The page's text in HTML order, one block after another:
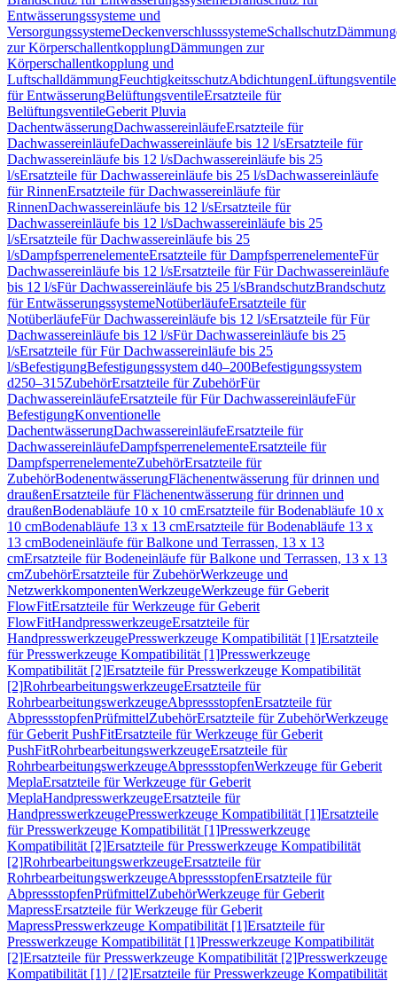
Entwässerungssysteme und
VersorgungssystemeDeckenverschlusssystemeSchallschutz
zur KörperschallentkopplungDämmungen zur
Körperschallentkopplung und
LuftschalldämmungFeuchtigkeitsschutzAbdichtungenLüftungsventile
für EntwässerungBelüftungsventileErsatzteile für
BelüftungsventileGeberit Pluvia
DachentwässerungDachwassereinläufeErsatzteile für
DachwassereinläufeDachwassereinläufe bis 12 l/sErsatzteile für
Dachwassereinläufe bis 12 l/sDachwassereinläufe bis 25
l/sErsatzteile für Dachwassereinläufe bis 25 l/sDachwassereinläufe
für RinnenErsatzteile für Dachwassereinläufe für
RinnenDachwassereinläufe bis 12 l/sErsatzteile für
Dachwassereinläufe bis 12 l/sDachwassereinläufe bis 25
l/sErsatzteile für Dachwassereinläufe bis 25
l/sDampfsperrenelementeErsatzteile für DampfsperrenelementeFür
Dachwassereinläufe bis 12 l/sErsatzteile für Für Dachwassereinläufe
bis 12 l/sFür Dachwassereinläufe bis 25 l/sBrandschutzBrandschutz
für EntwässerungssystemeNotüberläufeErsatzteile für
NotüberläufeFür Dachwassereinläufe bis 12 l/sErsatzteile für Für
Dachwassereinläufe bis 12 l/sFür Dachwassereinläufe bis 25
l/sErsatzteile für Für Dachwassereinläufe bis 25
l/sBefestigungBefestigungssystem d40–200Befestigungssystem
d250–315ZubehörErsatzteile für ZubehörFür
DachwassereinläufeErsatzteile für Für DachwassereinläufeFür
BefestigungKonventionelle
DachentwässerungDachwassereinläufeErsatzteile für
DachwassereinläufeDampfsperrenelementeErsatzteile für
DampfsperrenelementeZubehörErsatzteile für
ZubehörBodenentwässerungFlächenentwässerung für drinnen und
draußenErsatzteile für Flächenentwässerung für drinnen und
draußenBodenabläufe 10 x 10 cmErsatzteile für Bodenabläufe 10 x
10 cmBodenabläufe 13 x 13 cmErsatzteile für Bodenabläufe 13 x
13 cmBodeneinläufe für Balkone und Terrassen, 13 x 13
cmErsatzteile für Bodeneinläufe für Balkone und Terrassen, 13 x 13
cmZubehörErsatzteile für ZubehörWerkzeuge und
NetzwerkkomponentenWerkzeugeWerkzeuge für Geberit
FlowFitErsatzteile für Werkzeuge für Geberit
FlowFitHandpresswerkzeugeErsatzteile für
HandpresswerkzeugePresswerkzeuge Kompatibilität [1]Ersatzteile
für Presswerkzeuge Kompatibilität [1]Presswerkzeuge
Kompatibilität [2]Ersatzteile für Presswerkzeuge Kompatibilität
[2]RohrbearbeitungswerkzeugeErsatzteile für
RohrbearbeitungswerkzeugeAbpressstopfenErsatzteile für
AbpressstopfenPrüfmittelZubehörErsatzteile für ZubehörWerkzeuge
für Geberit PushFitErsatzteile für Werkzeuge für Geberit
PushFitRohrbearbeitungswerkzeugeErsatzteile für
RohrbearbeitungswerkzeugeAbpressstopfenWerkzeuge für Geberit
MeplaErsatzteile für Werkzeuge für Geberit
MeplaHandpresswerkzeugeErsatzteile für
HandpresswerkzeugePresswerkzeuge Kompatibilität [1]Ersatzteile
für Presswerkzeuge Kompatibilität [1]Presswerkzeuge
Kompatibilität [2]Ersatzteile für Presswerkzeuge Kompatibilität
[2]RohrbearbeitungswerkzeugeErsatzteile für
RohrbearbeitungswerkzeugeAbpressstopfenErsatzteile für
AbpressstopfenPrüfmittelZubehörWerkzeuge für Geberit
MapressErsatzteile für Werkzeuge für Geberit
MapressPresswerkzeuge Kompatibilität [1]Ersatzteile für
Presswerkzeuge Kompatibilität [1]Presswerkzeuge Kompatibilität
[2]Ersatzteile für Presswerkzeuge Kompatibilität [2]Presswerkzeuge
Kompatibilität [1] / [2]Ersatzteile für Presswerkzeuge Kompatibilität